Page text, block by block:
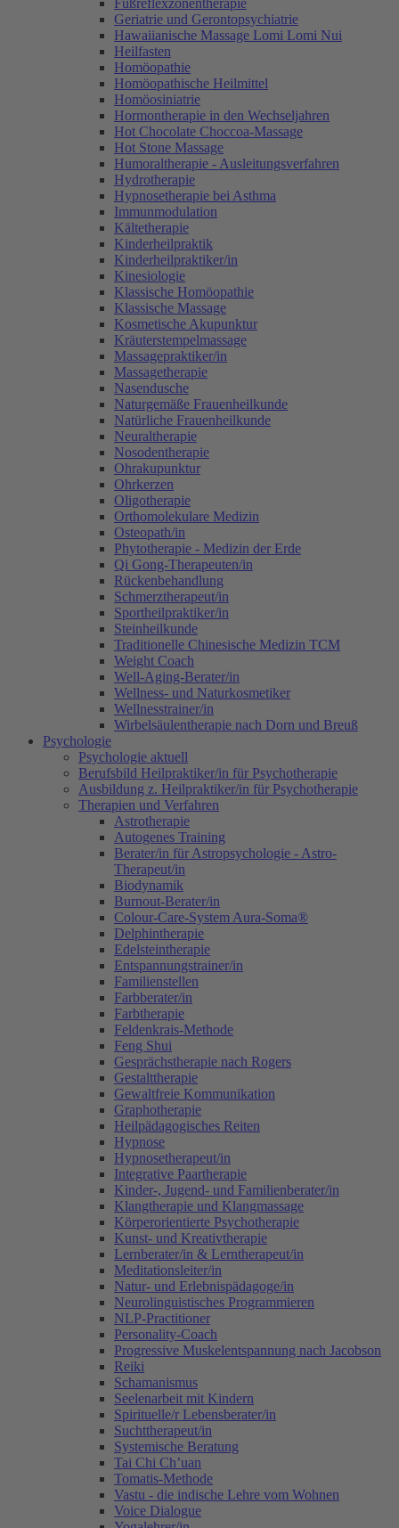
Fußreflexzonentherapie
Geriatrie und Gerontopsychiatrie
Hawaiianische Massage Lomi Lomi Nui
Heilfasten
Homöopathie
Homöopathische Heilmittel
Homöosiniatrie
Hormontherapie in den Wechseljahren
Hot Chocolate Choccoa-Massage
Hot Stone Massage
Humoraltherapie - Ausleitungsverfahren
Hydrotherapie
Hypnosetherapie bei Asthma
Immunmodulation
Kältetherapie
Kinderheilpraktik
Kinderheilpraktiker/in
Kinesiologie
Klassische Homöopathie
Klassische Massage
Kosmetische Akupunktur
Kräuterstempelmassage
Massagepraktiker/in
Massagetherapie
Nasendusche
Naturgemäße Frauenheilkunde
Natürliche Frauenheilkunde
Neuraltherapie
Nosodentherapie
Ohrakupunktur
Ohrkerzen
Oligotherapie
Orthomolekulare Medizin
Osteopath/in
Phytotherapie - Medizin der Erde
Qi Gong-Therapeuten/in
Rückenbehandlung
Schmerztherapeut/in
Sportheilpraktiker/in
Steinheilkunde
Traditionelle Chinesische Medizin TCM
Weight Coach
Well-Aging-Berater/in
Wellness- und Naturkosmetiker
Wellnesstrainer/in
Wirbelsäulentherapie nach Dorn und Breuß
Psychologie
Psychologie aktuell
Berufsbild Heilpraktiker/in für Psychotherapie
Ausbildung z. Heilpraktiker/in für Psychotherapie
Therapien und Verfahren
Astrotherapie
Autogenes Training
Berater/in für Astropsychologie - Astro-
Therapeut/in
Biodynamik
Burnout-Berater/in
Colour-Care-System Aura-Soma®
Delphintherapie
Edelsteintherapie
Entspannungstrainer/in
Familienstellen
Farbberater/in
Farbtherapie
Feldenkrais-Methode
Feng Shui
Gesprächstherapie nach Rogers
Gestalttherapie
Gewaltfreie Kommunikation
Graphotherapie
Heilpädagogisches Reiten
Hypnose
Hypnosetherapeut/in
Integrative Paartherapie
Kinder-, Jugend- und Familienberater/in
Klangtherapie und Klangmassage
Körperorientierte Psychotherapie
Kunst- und Kreativtherapie
Lernberater/in & Lerntherapeut/in
Meditationsleiter/in
Natur- und Erlebnispädagoge/in
Neurolinguistisches Programmieren
NLP-Practitioner
Personality-Coach
Progressive Muskelentspannung nach Jacobson
Reiki
Schamanismus
Seelenarbeit mit Kindern
Spirituelle/r Lebensberater/in
Suchttherapeut/in
Systemische Beratung
Tai Chi Ch’uan
Tomatis-Methode
Vastu - die indische Lehre vom Wohnen
Voice Dialogue